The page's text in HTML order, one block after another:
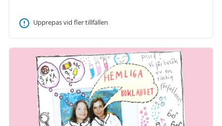
Upprepas vid fler tillfällen